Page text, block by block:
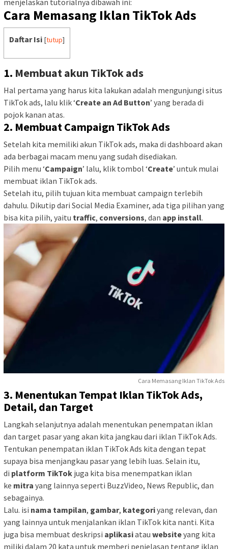
menjelaskan tutorialnya dibawah ini:
Cara Memasang Iklan TikTok Ads
Daftar Isi [tutup]
1. Membuat akun TikTok ads
Hal pertama yang harus kita lakukan adalah mengunjungi situs
TikTok ads, lalu klik ‘Create an Ad Button’ yang berada di
pojok kanan atas.
2. Membuat Campaign TikTok Ads
Setelah kita memiliki akun TikTok ads, maka di dashboard akan
ada berbagai macam menu yang sudah disediakan.
Pilih menu ‘Campaign’ lalu, klik tombol ‘Create’ untuk mulai
membuat iklan TikTok ads.
Setelah itu, pilih tujuan kita membuat campaign terlebih
dahulu. Dikutip dari Social Media Examiner, ada tiga pilihan yang
bisa kita pilih, yaitu traffic, conversions, dan app install.
Cara Memasang Iklan TikTok Ads
3. Menentukan Tempat Iklan TikTok Ads,
Detail, dan Target
Langkah selanjutnya adalah menentukan penempatan iklan
dan target pasar yang akan kita jangkau dari iklan TikTok Ads.
Tentukan penempatan iklan TikTok Ads kita dengan tepat
supaya bisa menjangkau pasar yang lebih luas. Selain itu,
di platform TikTok juga kita bisa menempatkan iklan
ke mitra yang lainnya seperti BuzzVideo, News Republic, dan
sebagainya.
Lalu. isi nama tampilan, gambar, kategoriyang relevan, dan
yang lainnya untuk menjalankan iklan TikTok kita nanti. Kita
juga bisa membuat deskripsi aplikasiatau websiteyang kita
miliki dalam 20 kata untuk memberi penjelasan tentang iklan